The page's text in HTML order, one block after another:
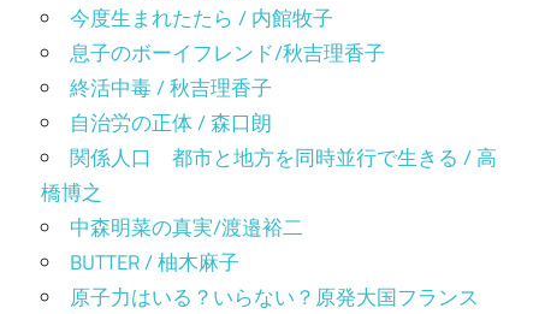
今度生まれたたら / 内館牧子
息子のボーイフレンド/秋吉理香子
終活中毒 / 秋吉理香子
自治労の正体 / 森口朗
関係人口 都市と地方を同時並行で生きる / 高
橋博之
中森明菜の真実/渡邉裕二
BUTTER / 柚木麻子
原子力はいる？いらない？原発大国フランス